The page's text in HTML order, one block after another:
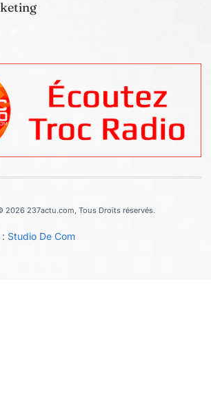
2026 237actu.com, Tous Droits réservés.
Studio De Com